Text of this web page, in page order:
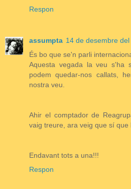
Respon
assumpta 14 de desembre
És bo que se'n parli
Aquesta vegada la veu s'ha
podem quedar-nos callats,
nostra veu.
Ahir el comptador de
vaig treure, ara veig que sí que
Endavant tots a una!!!
Respon